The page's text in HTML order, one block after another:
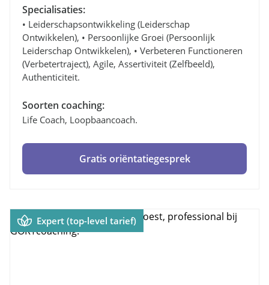
Specialisaties:
• Leiderschapsontwikkeling (leiderschap
Ontwikkelen), • Persoonlijke Groei (persoonlijk
Leiderschap Ontwikkelen), • Verbeteren Functioneren
(verbetertraject), Agile, Assertiviteit (zelfbeeld),
Authenticiteit.
Soorten coaching:
Life Coach, Loopbaancoach.
Gratis oriëntatiegesprek
Expert (top-level tarief)